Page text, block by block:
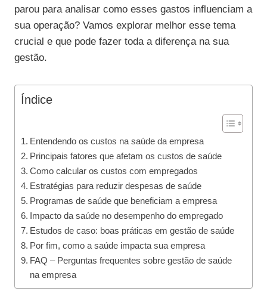
parou para analisar como esses gastos influenciam a
sua operação? Vamos explorar melhor esse tema
crucial e que pode fazer toda a diferença na sua
gestão.
Índice
Entendendo os custos na saúde da empresa
Principais fatores que afetam os custos de saúde
Como calcular os custos com empregados
Estratégias para reduzir despesas de saúde
Programas de saúde que beneficiam a empresa
Impacto da saúde no desempenho do empregado
Estudos de caso: boas práticas em gestão de saúde
Por fim, como a saúde impacta sua empresa
FAQ – Perguntas frequentes sobre gestão de saúde
na empresa